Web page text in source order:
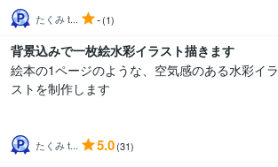
たくみ t... -(1)
背景込みで一枚絵水彩イラスト描きます
絵本の1ページのような、空気感のある水彩イラ
ストを制作します
たくみ t... 5.0(31)